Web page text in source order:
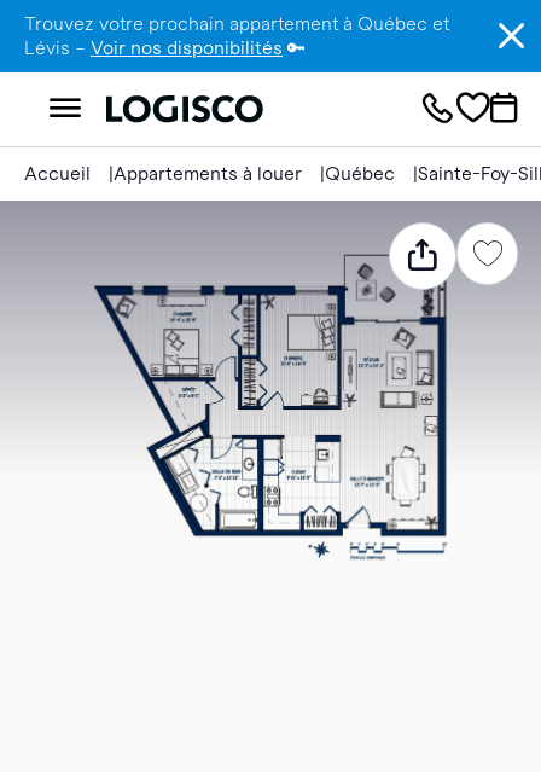
Trouvez votre prochain appartement à Québec et
Lévis – Voir nos disponibilités 🔑
Accueil Appartements à louer Québec Sainte-Foy-